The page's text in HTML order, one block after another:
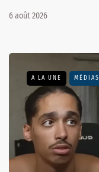
6 août 2026
A LA UNE MÉDIAS